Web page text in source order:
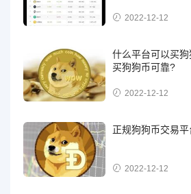
2022-12-12
什么平台可以买
买狗狗币可靠?
2022-12-12
正规狗狗币交易
2022-12-12